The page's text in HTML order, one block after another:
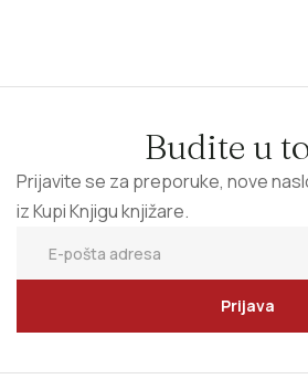
Budite u
Prijavite se za preporuke, nove
iz Kupi Knjigu knjižare.
Prijava